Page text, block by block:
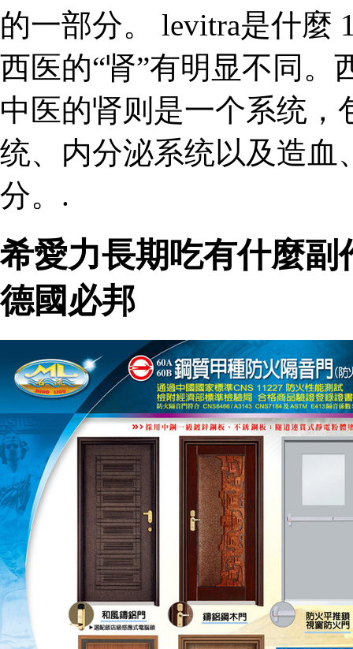
的一部分。 levitra是什麼
西医的“肾”有明显不同。
中医的肾则是一个系统
统、内分泌系统以及造血
分。.
希愛力長期吃有什麼
德國必邦